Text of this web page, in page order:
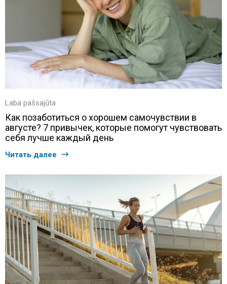
Laba pašsajūta
Как позаботиться о хорошем самочувствии в
августе? 7 привычек, которые помогут чувствовать
себя лучше каждый день
Читать далее